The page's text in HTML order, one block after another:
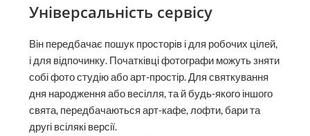
Універсальність сервісу
Він передбачає пошук просторів і для робочих цілей,
і для відпочинку. Початківці фотографи можуть зняти
собі фото студію або арт-простір. Для святкування
дня народження або весілля, та й будь-якого іншого
свята, передбачаються арт-кафе, лофти, бари та
другі всілякі версії.